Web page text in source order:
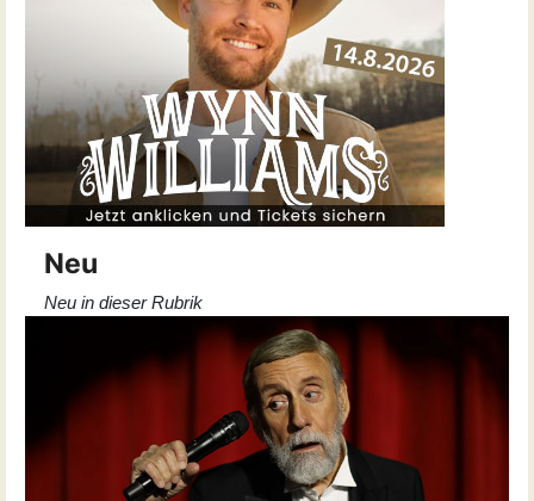
Neu
Neu in dieser Rubrik